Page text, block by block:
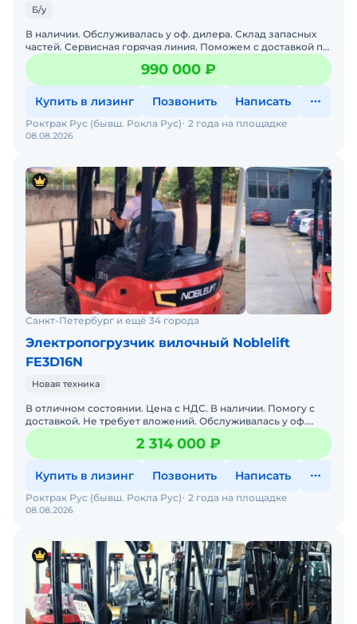
Б/у
В наличии. Обслуживалась у оф. дилера. Склад запасных
частей. Сервисная горячая линия. Поможем с доставкой по
РФ. Полная документация. ПСМ.________Пpoизводитeль
990 000 ₽
Купить в лизинг Позвонить Написать
08.08.2026
Роктрак Рус (бывш. Рокла Рус) 2 года на площадке
Санкт-Петербург и ещё 34 города
Электропогрузчик вилочный Noblelift
FE3D16N
Новая техника
В отличном состоянии. Цена с НДС. В наличии. Помогу с
доставкой. Не требует вложений. Обслуживалась у оф.
дилера. Готова к эксплуатации. Заводская гарантия. Скл
2 314 000 ₽
Купить в лизинг Позвонить Написать
08.08.2026
Роктрак Рус (бывш. Рокла Рус) 2 года на площадке